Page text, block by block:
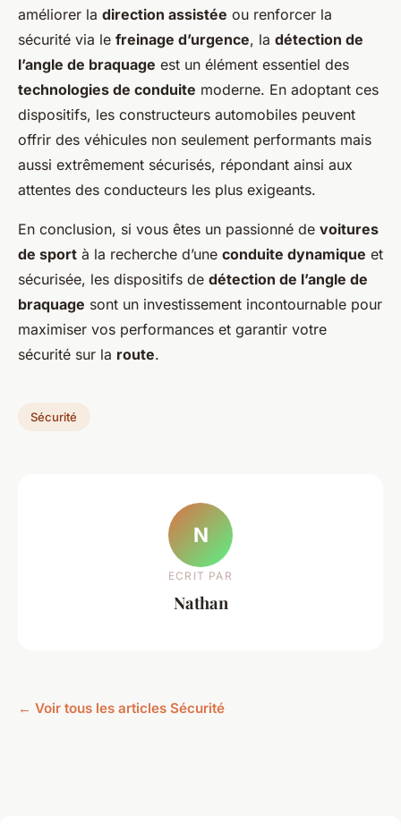
améliorer la direction assistée ou renforcer la
sécurité via le freinage d’urgence, la détection de
l’angle de braquage est un élément essentiel des
technologies de conduite moderne. En adoptant ces
dispositifs, les constructeurs automobiles peuvent
offrir des véhicules non seulement performants mais
aussi extrêmement sécurisés, répondant ainsi aux
attentes des conducteurs les plus exigeants.
En conclusion, si vous êtes un passionné de voitures
de sport à la recherche d’une conduite dynamique et
sécurisée, les dispositifs de détection de l’angle de
braquage sont un investissement incontournable pour
maximiser vos performances et garantir votre
sécurité sur la route.
Sécurité
N
ECRIT PAR
Nathan
← Voir tous les articles Sécurité